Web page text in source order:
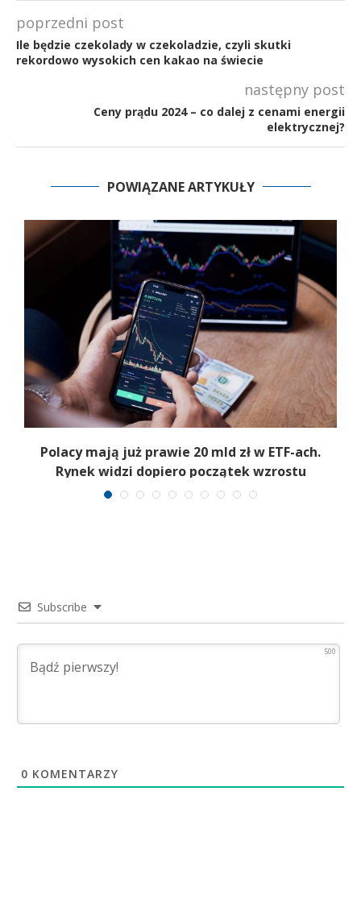
poprzedni post
Ile będzie czekolady w czekoladzie, czyli skutki
rekordowo wysokich cen kakao na świecie
następny post
Ceny prądu 2024 – co dalej z cenami energii
elektrycznej?
POWIĄZANE ARTYKUŁY
Polacy mają już prawie 20 mld zł w ETF-ach.
Rynek widzi dopiero początek wzrostu
Subscribe
500
0 KOMENTARZY